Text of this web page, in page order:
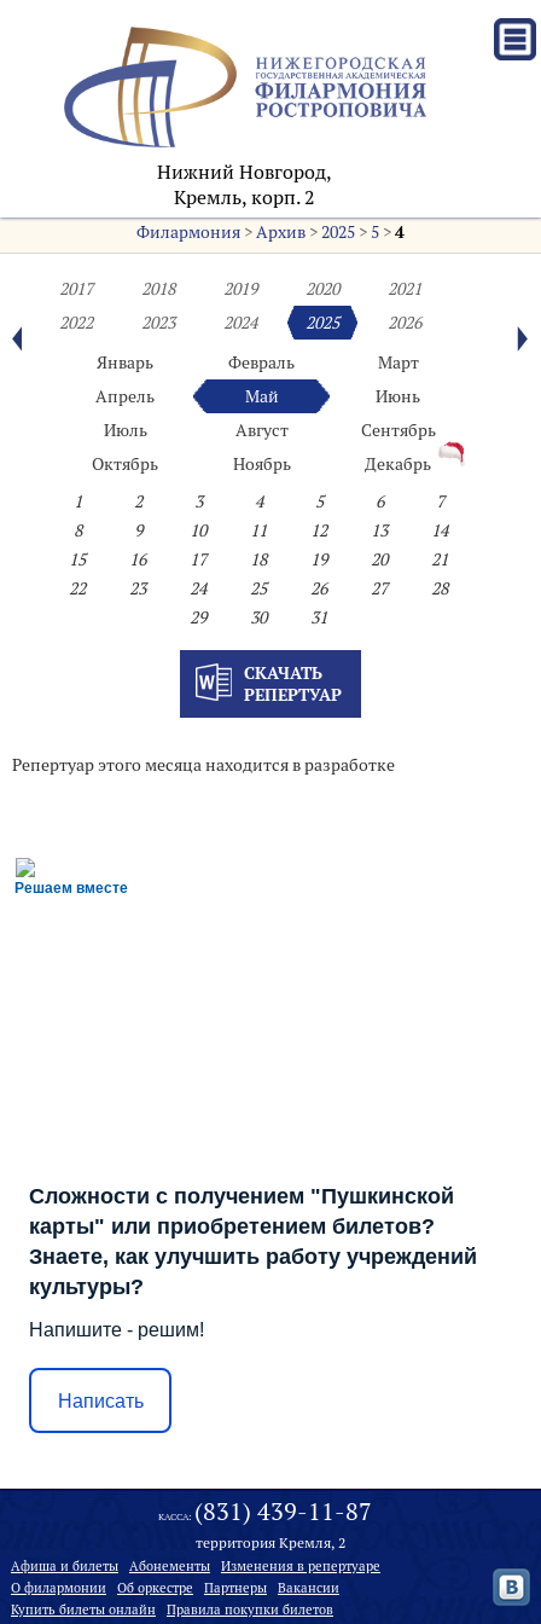
Нижний Новгород,
Кремль, корп. 2
Филармония>Архив>2025> 5>4
2017 2018 2019 2020
2021
2022
2023 2024 2025
2026
Январь
Февраль
Март
Апрель
Май
Июнь
Июль
Август
Сентябрь
Октябрь
Ноябрь
Декабрь
1
2 3 4 5 6
7
8
9 10 11 12 13
14
15
16 17 18 19 20
21
22
23 24 25 26 27
28
29
30 31
СКАЧАТЬ
РЕПЕРТУАР
Репертуар этого месяца находится в разработке
Решаем вместе
Сложности с получением "Пушкинской
карты" или приобретением билетов?
Знаете, как улучшить работу учреждений
культуры?
Напишите - решим!
Написать
КАССА: (831) 439-11-87
территория Кремля, 2
Афиша и билеты Абонементы
Изменения в репертуаре
О филармонии
Oб оркестре Партнеры
Вакансии
Купить билеты онлайн
Правила покупки билетов